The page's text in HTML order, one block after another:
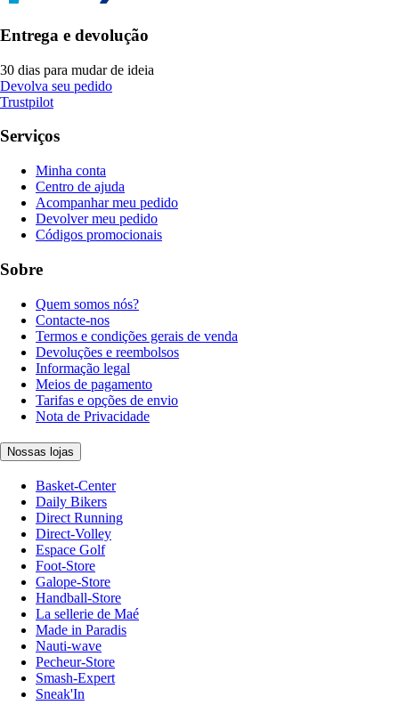
Entrega e devolução
30 dias para mudar de ideia
Devolva seu pedido
Trustpilot
Serviços
Minha conta
Centro de ajuda
Acompanhar meu pedido
Devolver meu pedido
Códigos promocionais
Sobre
Quem somos nós?
Contacte-nos
Termos e condições gerais de venda
Devoluções e reembolsos
Informação legal
Meios de pagamento
Tarifas e opções de envio
Nota de Privacidade
Nossas lojas
Basket-Center
Daily Bikers
Direct Running
Direct-Volley
Espace Golf
Foot-Store
Galope-Store
Handball-Store
La sellerie de Maé
Made in Paradis
Nauti-wave
Pecheur-Store
Smash-Expert
Sneak'In